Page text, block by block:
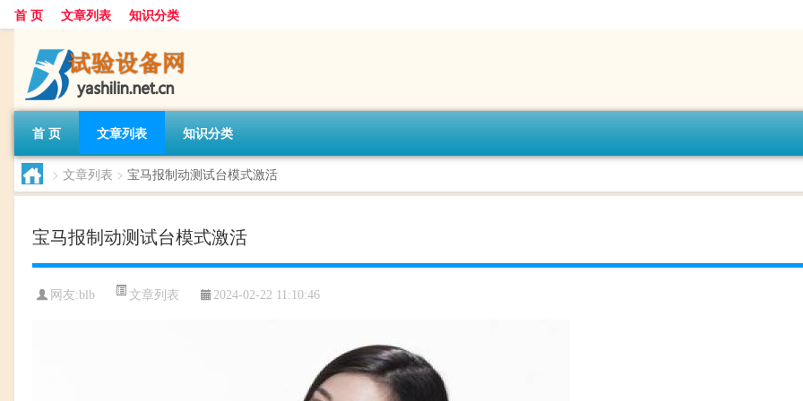
首 页 文章列表 知识分类
首 页 文章列表 知识分类
> 文章列表 > 宝马报制动测试台模式激活
宝马报制动测试台模式激活
网友:blb 文章列表 2024-02-22 11:10:46